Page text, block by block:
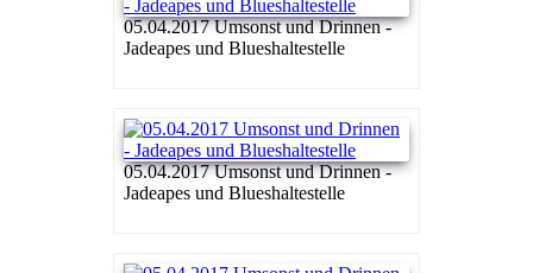
05.04.2017 Umsonst und Drinnen -
Jadeapes und Blueshaltestelle
05.04.2017 Umsonst und Drinnen -
Jadeapes und Blueshaltestelle